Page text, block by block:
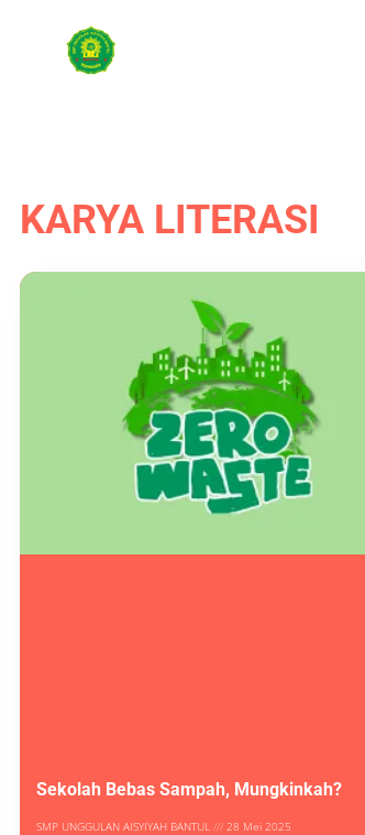
KARYA LITERASI
Sekolah Bebas Sampah, Mungkinkah?
SMP UNGGULAN AISYIYAH BANTUL 28 Mei 2025